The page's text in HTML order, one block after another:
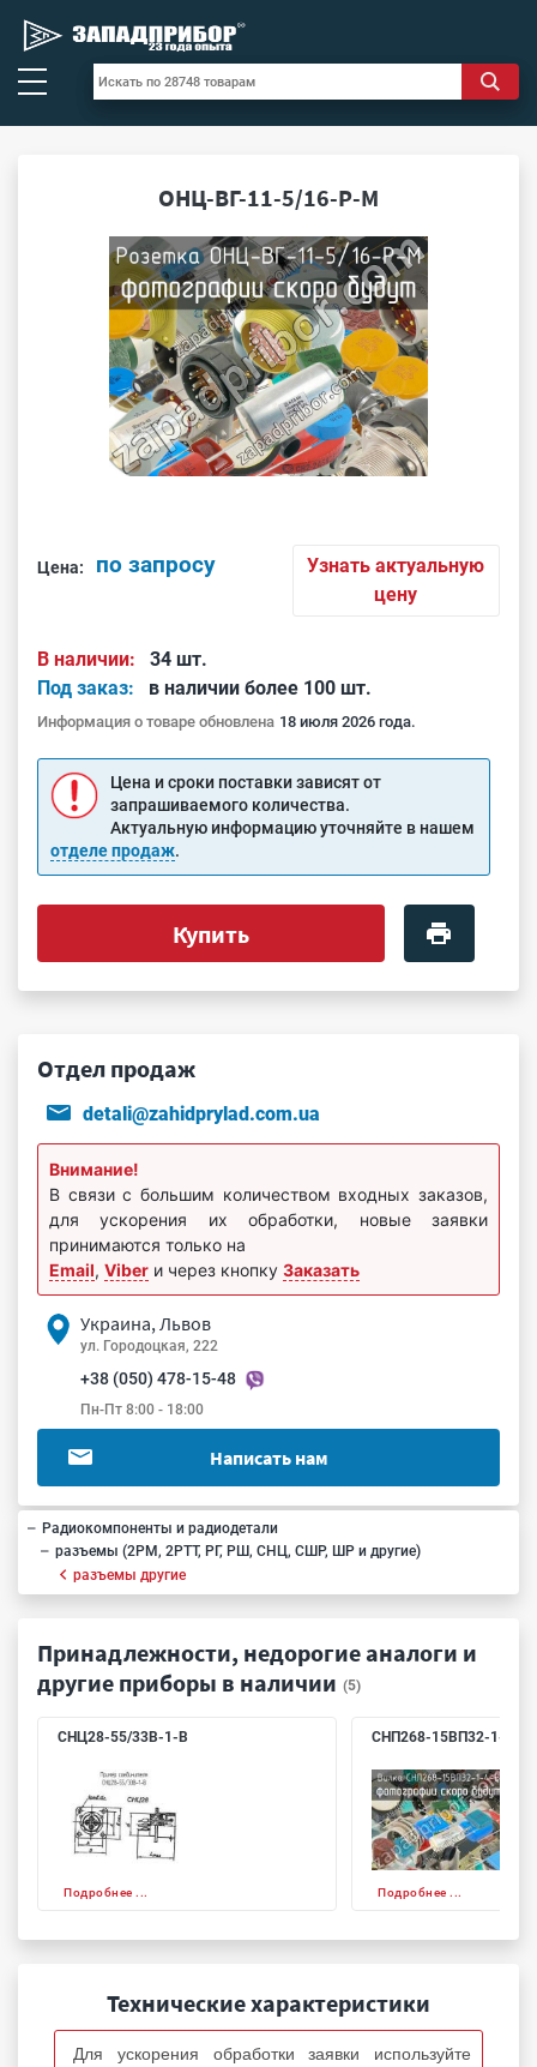
ОНЦ-ВГ-11-5/16-Р-М
Цена: по запросу
Узнать актуальную
цену
В наличии:
34 шт.
Под заказ:
в наличии более 100 шт.
Информация о товаре обновлена 18 июля 2026 года.
Цена и сроки поставки зависят от
запрашиваемого количества.
Актуальную информацию уточняйте в нашем
отделе продаж.
Купить
Отдел продаж
detali@zahidprylad.com.ua
Внимание!
В связи с большим количеством входных заказов,
для ускорения их обработки, новые заявки
принимаются только на
Email, Viber и через кнопку Заказать
Украина, Львов
ул. Городоцкая, 222
+38 (050) 478-15-48
Пн-Пт 8:00 - 18:00
Написать нам
Радиокомпоненты и радиодетали
разъемы (2РМ, 2РТТ, РГ, РШ, СНЦ, СШР, ШР и другие)
разъемы другие
Принадлежности, недорогие аналоги и
другие приборы в наличии (5)
СНЦ28-55/33В-1-В
Подробнее ...
СНП268-15ВП32-1-4-В
Подробнее ...
Технические характеристики
Для ускорения обработки заявки используйте